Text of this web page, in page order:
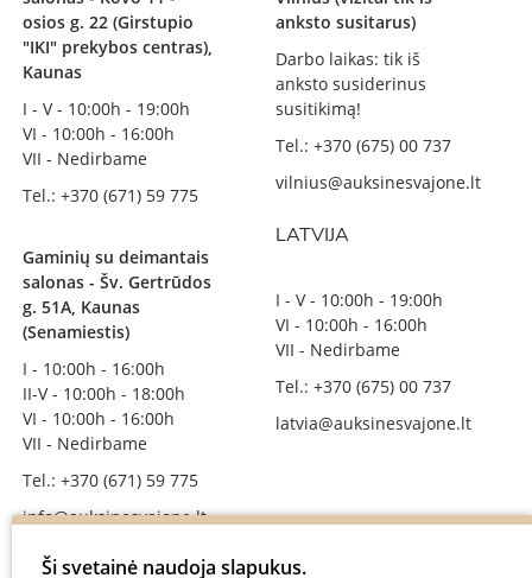
osios g. 22 (Girstupio
"IKI" prekybos centras),
Kaunas
I - V - 10:00h - 19:00h
VI - 10:00h - 16:00h
VII - Nedirbame
Tel.: +370 (671) 59 775
Gaminių su deimantais
salonas - Šv. Gertrūdos
g. 51A, Kaunas
(Senamiestis)
I - 10:00h - 16:00h
II-V - 10:00h - 18:00h
VI - 10:00h - 16:00h
VII - Nedirbame
Tel.: +370 (671) 59 775
info@auksinesvajone.lt
SEKITE MUS
anksto susitarus)
Darbo laikas: tik iš
anksto susiderinus
susitikimą!
Tel.: +370 (675) 00 737
vilnius@auksinesvajone.lt
LATVIJA
I - V - 10:00h - 19:00h
VI - 10:00h - 16:00h
VII - Nedirbame
Tel.: +370 (675) 00 737
latvia@auksinesvajone.lt
Ši svetainė naudoja slapukus.